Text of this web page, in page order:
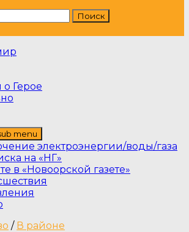
Герое
menu
электроэнергии/воды/газа
на «НГ»
в «Новоорской газете»
/ В районе